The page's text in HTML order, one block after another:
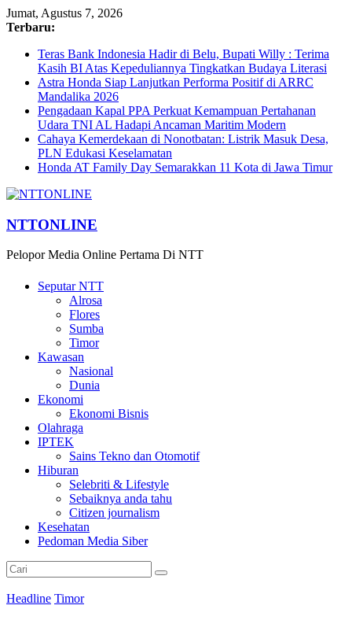
Jumat, Agustus 7, 2026
Terbaru:
Teras Bank Indonesia Hadir di Belu, Bupati Willy : Terima
Kasih BI Atas Kepeduliannya Tingkatkan Budaya Literasi
Astra Honda Siap Lanjutkan Performa Positif di ARRC
Mandalika 2026
Pengadaan Kapal PPA Perkuat Kemampuan Pertahanan
Udara TNI AL Hadapi Ancaman Maritim Modern
Cahaya Kemerdekaan di Nonotbatan: Listrik Masuk Desa,
PLN Edukasi Keselamatan
Honda AT Family Day Semarakkan 11 Kota di Jawa Timur
NTTONLINE
Pelopor Media Online Pertama Di NTT
Seputar NTT
Alrosa
Flores
Sumba
Timor
Kawasan
Nasional
Dunia
Ekonomi
Ekonomi Bisnis
Olahraga
IPTEK
Sains Tekno dan Otomotif
Hiburan
Selebriti & Lifestyle
Sebaiknya anda tahu
Citizen journalism
Kesehatan
Pedoman Media Siber
Headline Timor